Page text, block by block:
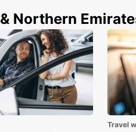
Northern
Travel